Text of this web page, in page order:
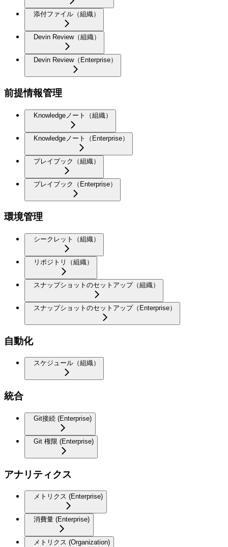
添付ファイル（組織）
Devin Review（組織）
Devin Review（Enterprise）
前提情報管理
Knowledgeノート（組織）
Knowledgeノート（Enterprise）
プレイブック（組織）
プレイブック（Enterprise）
環境管理
シークレット（組織）
リポジトリ（組織）
スナップショットのセットアップ（組織）
スナップショットのセットアップ（Enterprise）
自動化
スケジュール（組織）
統合
Git接続 (Enterprise)
Git 権限 (Enterprise)
アナリティクス
メトリクス (Enterprise)
消費量 (Enterprise)
メトリクス (Organization)